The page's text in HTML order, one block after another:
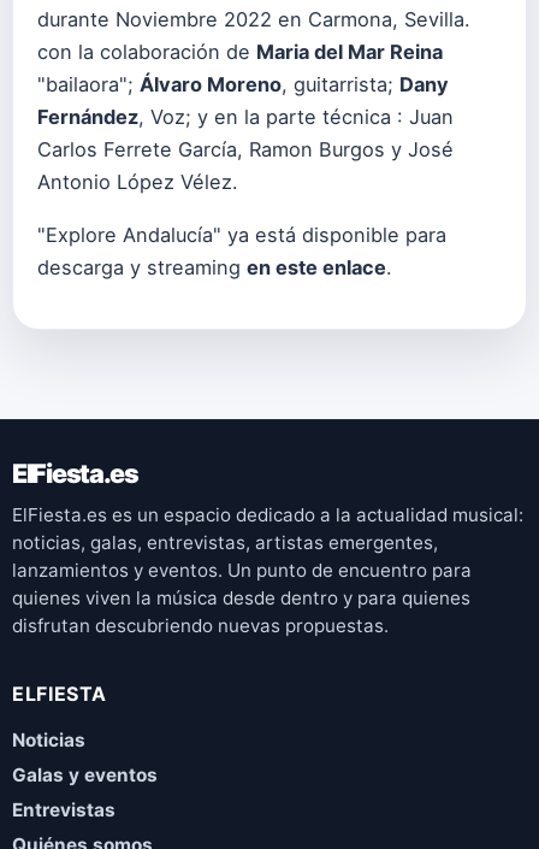
durante Noviembre 2022 en Carmona, Sevilla.
con la colaboración de Maria del Mar Reina
"bailaora"; Álvaro Moreno, guitarrista; Dany
Fernández, Voz; y en la parte técnica : Juan
Carlos Ferrete García, Ramon Burgos y José
Antonio López Vélez.
"Explore Andalucía" ya está disponible para
descarga y streaming en este enlace.
ElFiesta.es
ElFiesta.es es un espacio dedicado a la actualidad musical:
noticias, galas, entrevistas, artistas emergentes,
lanzamientos y eventos. Un punto de encuentro para
quienes viven la música desde dentro y para quienes
disfrutan descubriendo nuevas propuestas.
ELFIESTA
Noticias
Galas y eventos
Entrevistas